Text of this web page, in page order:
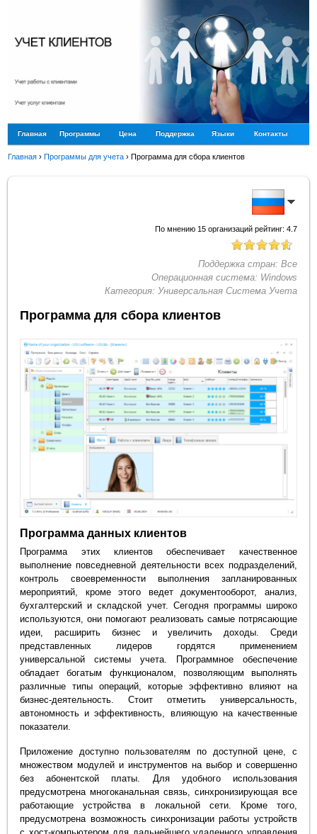
Главная Программы Цена Поддержка Языки Контакты
Главная ›Программы для учета ›Программа для сбора клиентов
По мнению 15организаций рейтинг: 4.7
Поддержка стран: Все
Операционная система: Windows
Категория: Универсальная Система Учета
Программа для сбора клиентов
Программа данных клиентов
Программа этих клиентов обеспечивает качественное
выполнение повседневной деятельности всех подразделений,
контроль своевременности выполнения запланированных
мероприятий, кроме этого ведет документооборот, анализ,
бухгалтерский и складской учет. Сегодня программы широко
используются, они помогают реализовать самые потрясающие
идеи, расширить бизнес и увеличить доходы. Среди
представленных лидеров гордятся применением
универсальной системы учета. Программное обеспечение
обладает богатым функционалом, позволяющим выполнять
различные типы операций, которые эффективно влияют на
бизнес-деятельность. Стоит отметить универсальность,
автономность и эффективность, влияющую на качественные
показатели.
Приложение доступно пользователям по доступной цене, с
множеством модулей и инструментов на выбор и совершенно
без абонентской платы. Для удобного использования
предусмотрена многоканальная связь, синхронизирующая все
работающие устройства в локальной сети. Кроме того,
предусмотрена возможность синхронизации работы устройств